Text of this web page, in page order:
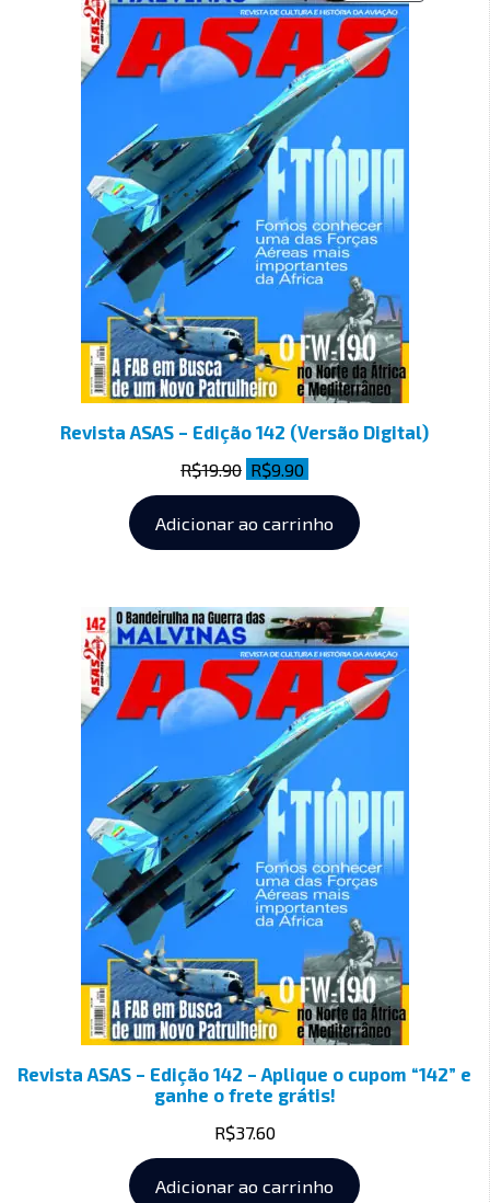
Revista ASAS – Edição 142 (Versão Digital)
R$19.90 R$9.90
Adicionar ao carrinho
Revista ASAS – Edição 142 – Aplique o cupom “142” e
ganhe o frete grátis!
R$37.60
Adicionar ao carrinho